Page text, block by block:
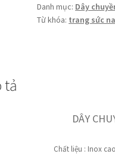
nghĩa
số
Danh mục: Dây
Từ khóa: trang sức
tả
DÂY
Chất liệu : Inox